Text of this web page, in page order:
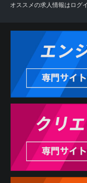
オススメの求人情報はログ